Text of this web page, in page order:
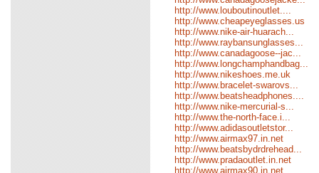
http://www.louboutinoutlet....
http://www.cheapeyeglasses.us
http://www.nike-air-huarach...
http://www.raybansunglasses...
http://www.canadagoose--jac...
http://www.longchamphandbag...
http://www.nikeshoes.me.uk
http://www.bracelet-swarovs...
http://www.beatsheadphones....
http://www.nike-mercurial-s...
http://www.the-north-face.i...
http://www.adidasoutletstor...
http://www.airmax97.in.net
http://www.beatsbydrdrehead...
http://www.pradaoutlet.in.net
http://www.airmax90.in.net